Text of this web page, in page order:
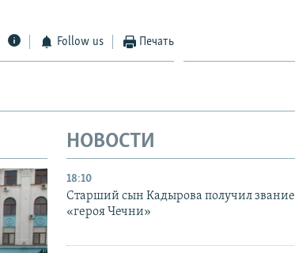
Follow us Печать
НОВОСТИ
18:10
Старший сын Кадырова получил звание
«героя Чечни»